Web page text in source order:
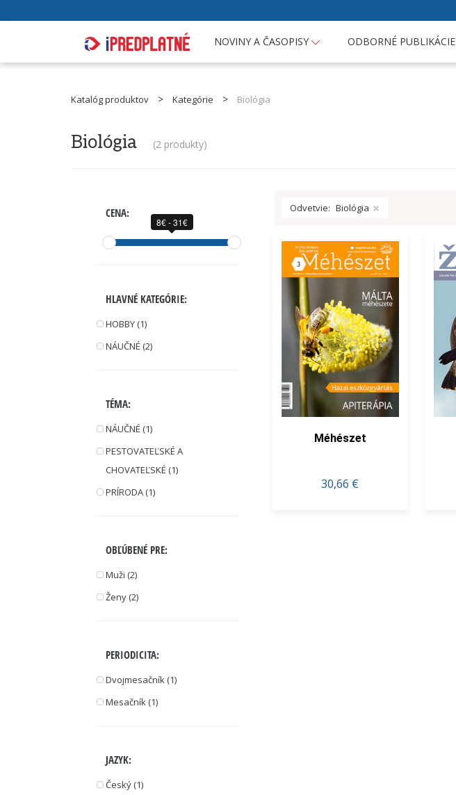
NOVINY A ČASOPISY ODBORNÉ PUBLIKÁCIE
Katalóg produktov Kategórie Biológia
Biológia (2 produkty)
CENA:
8€ - 31€
HLAVNÉ KATEGÓRIE:
HOBBY (1)
NÁUČNÉ (2)
TÉMA:
NÁUČNÉ (1)
PESTOVATEĽSKÉ A
CHOVATEĽSKÉ (1)
PRÍRODA (1)
OBĽÚBENÉ PRE:
Muži (2)
Ženy (2)
PERIODICITA:
Dvojmesačník (1)
Mesačník (1)
JAZYK:
Český (1)
Odvetvie: Biológia
Méhészet
30,66 €